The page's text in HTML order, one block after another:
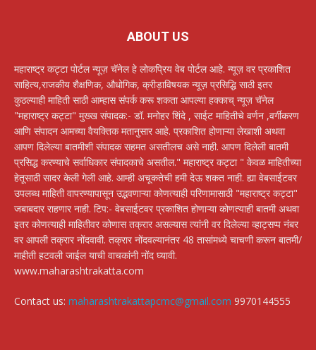
ABOUT US
महाराष्ट्र कट्टा पोर्टल न्यूज़ चॅनेल हे लोकप्रिय वेब पोर्टल आहे. न्यूज़ वर प्रकाशित
साहित्य,राजकीय शैक्षणिक, औधोगिक, क्रीड़ाविषयक न्यूज़ प्रसिद्धि साठी इतर
कुठल्याही माहिती साठी आम्हास संपर्क करू शकता आपल्या हक्काच् न्यूज़ चॅनेल
"महाराष्ट्र कट्टा" मुख्ख संपादक:- डॉ. मनोहर शिंदे , साईट माहितीचे वर्णन ,वर्गीकरण
आणि संपादन आमच्या वैयक्तिक मतानुसार आहे. प्रकाशित होणाऱ्या लेखाशी अथवा
आपण दिलेल्या बातमीशी संपादक सहमत असतीलच असे नाही. आपण दिलेली बातमी
प्रसिद्ध करण्याचे सर्वाधिकार संपादकाचे असतील." महाराष्ट्र कट्टा " केवळ माहितीच्या
हेतूसाठी सादर केली गेली आहे. आम्ही अचूकतेची हमी देऊ शकत नाही. ह्या वेबसाईटवर
उपलब्ध माहिती वापरण्यापासून उद्भवणाऱ्या कोणत्याही परिणामासाठी "महाराष्ट्र कट्टा"
जबाबदार राहणार नाही. टिप:- वेबसाईटवर प्रकाशित होणाऱ्या कोणत्याही बातमी अथवा
इतर कोणत्याही माहितीवर कोणास तक्रार असल्यास त्यांनी वर दिलेल्या व्हाट्सप्प नंबर
वर आपली तक्रार नोंदवावी. तक्रार नोंदवल्यानंतर 48 तासांमध्ये चाचणी करून बातमी/
माहीती हटवली जाईल याची वाचकांनी नोंद घ्यावी.
www.maharashtrakatta.com
Contact us: maharashtrakattapcmc@gmail.com 9970144555